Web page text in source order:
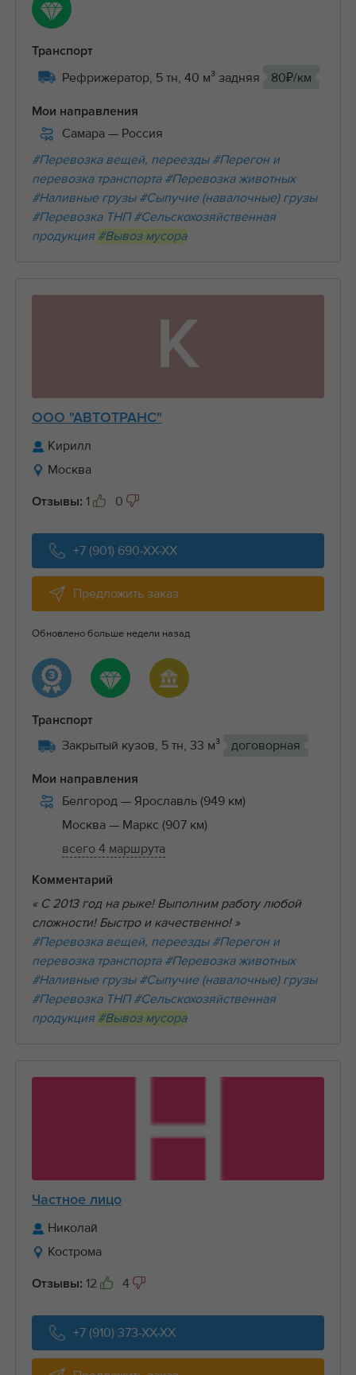
Транспорт
Рефрижератор, 5 тн, 40 м³ задняя 80₽/км
Мои направления
Самара — Россия
#Перевозка вещей, переезды #Перегон и
перевозка транспорта #Перевозка животных
#Наливные грузы #Сыпучие (навалочные) грузы
#Перевозка ТНП #Сельскохозяйственная
продукция #Вывоз мусора
К
ООО "АВТОТРАНС"
Кирилл
Москва
Отзывы: 1 0
+7 (901) 690-XX-XX
Предложить заказ
Обновлено больше недели назад
Транспорт
Закрытый кузов, 5 тн, 33 м³ договорная
Мои направления
Белгород — Ярославль (949 км)
Москва — Маркс (907 км)
всего 4 маршрута
Комментарий
« C 2013 год на рыке! Выполним работу любой
сложности! Быстро и качественно! »
#Перевозка вещей, переезды #Перегон и
перевозка транспорта #Перевозка животных
#Наливные грузы #Сыпучие (навалочные) грузы
#Перевозка ТНП #Сельскохозяйственная
продукция #Вывоз мусора
Частное лицо
Николай
Кострома
Отзывы: 12 4
+7 (910) 373-XX-XX